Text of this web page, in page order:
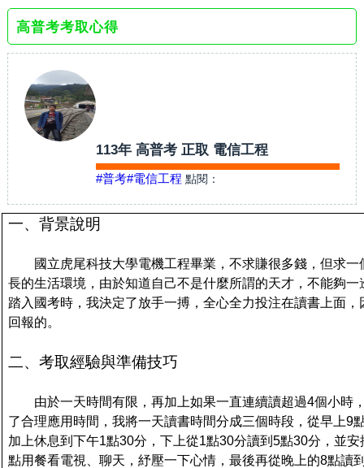
高普考考取心得
113年 高普考 正取 電信工程
#普考#電信工程 點閱：
一、背景說明
國立虎尾科技大學電機工程畢業，不求賺很多錢，但求
長的生活環境，由於知道自己不是什麼所謂的天才，不能夠
踏入國考時，我決定了放手一搏，全心全力投注在讀書上面
回報的。
二、考取經驗與準備技巧
由於一天時間有限，再加上如果一直連續讀超過4個小時
了合理應用時間，我將一天讀書時間分成三個時段，從早上9
加上休息到下午1點30分，下上從1點30分讀到5點30分，並
點用餐看電視、聊天，紓壓一下心情，最後再從晚上的8點讀